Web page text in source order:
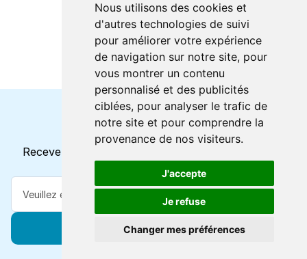
Nous utilisons des cookies et
d'autres technologies de suivi
pour améliorer votre expérience
de navigation sur notre site, pour
vous montrer un contenu
personnalisé et des publicités
ciblées, pour analyser le trafic de
notre site et pour comprendre la
provenance de nos visiteurs.
J'accepte
Je refuse
Changer mes préférences
Horaires et offres actuels
Recevez toutes les mises à jour dans votre e-mail
S'abonner